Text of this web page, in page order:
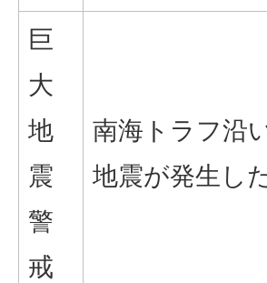
巨
大
地
震
警
戒
南海トラフ沿
地震が発生し